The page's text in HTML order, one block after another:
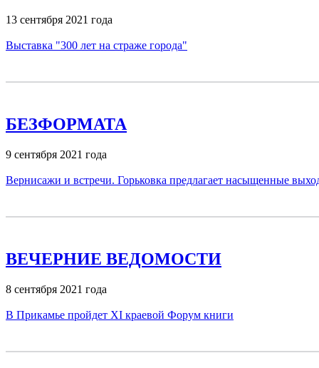
13 сентября 2021 года
Выставка "300 лет на страже города"
БЕЗФОРМАТА
9 сентября 2021 года
Вернисажи и встречи. Горьковка предлагает насыщенные
ВЕЧЕРНИЕ ВЕДОМОСТИ
8 сентября 2021 года
В Прикамье пройдет XI краевой Форум книги